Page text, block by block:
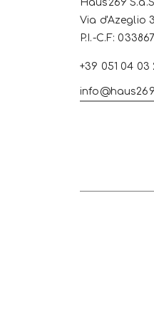
Haus269
Via d'Azeglio
P.I.-C.F:
+39 051 04 03